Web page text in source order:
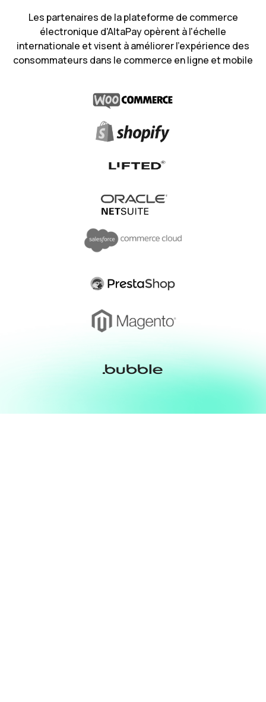
Les partenaires de la plateforme de commerce
électronique d'AltaPay opèrent à l'échelle
internationale et visent à améliorer l'expérience des
consommateurs dans le commerce en ligne et mobile